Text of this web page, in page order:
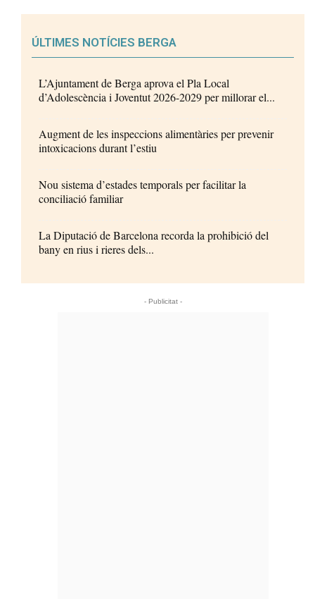
ÚLTIMES NOTÍCIES BERGA
L’Ajuntament de Berga aprova el Pla Local
d’Adolescència i Joventut 2026-2029 per millorar el...
Augment de les inspeccions alimentàries per prevenir
intoxicacions durant l’estiu
Nou sistema d’estades temporals per facilitar la
conciliació familiar
La Diputació de Barcelona recorda la prohibició del
bany en rius i rieres dels...
- Publicitat -